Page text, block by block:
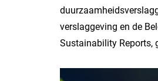
verslaggeving en de
Sustainability Reports,